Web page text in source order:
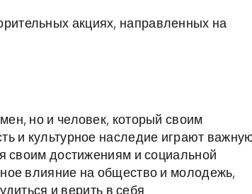
акциях, направленных на
но и человек, который своим
и культурное наследие играют
своим достижениям и социальной
влияние на общество и молодежь,